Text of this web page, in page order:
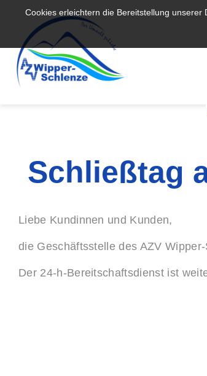
Cookies erleichtern die Bereitstellung
Schließtag
Liebe Kundinnen und Kunden,
die Geschäftsstelle des AZV
Der 24-h-Bereitschaftsdienst ist